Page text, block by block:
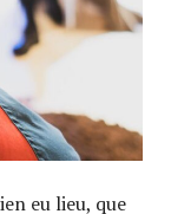
eu lieu, que